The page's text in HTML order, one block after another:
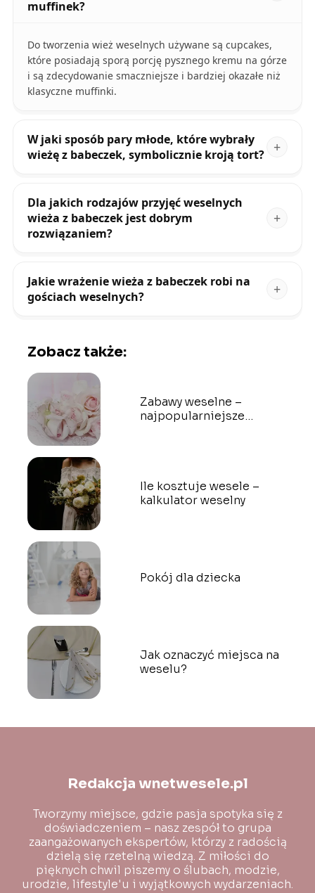
muffinek?
Do tworzenia wież weselnych używane są cupcakes,
które posiadają sporą porcję pysznego kremu na górze
i są zdecydowanie smaczniejsze i bardziej okazałe niż
klasyczne muffinki.
W jaki sposób pary młode, które wybrały
wieżę z babeczek, symbolicznie kroją tort?
Dla jakich rodzajów przyjęć weselnych
wieża z babeczek jest dobrym
rozwiązaniem?
Jakie wrażenie wieża z babeczek robi na
gościach weselnych?
Zobacz także:
Zabawy weselne –
najpopularniejsze
Ile kosztuje wesele –
kalkulator weselny
Pokój dla dziecka
Jak oznaczyć miejsca na
weselu?
Redakcja wnetwesele.pl
Tworzymy miejsce, gdzie pasja spotyka się z
doświadczeniem – nasz zespół to grupa
zaangażowanych ekspertów, którzy z radością
dzielą się rzetelną wiedzą. Z miłości do
pięknych chwil piszemy o ślubach, modzie,
urodzie, lifestyle'u i wyjątkowych wydarzeniach.